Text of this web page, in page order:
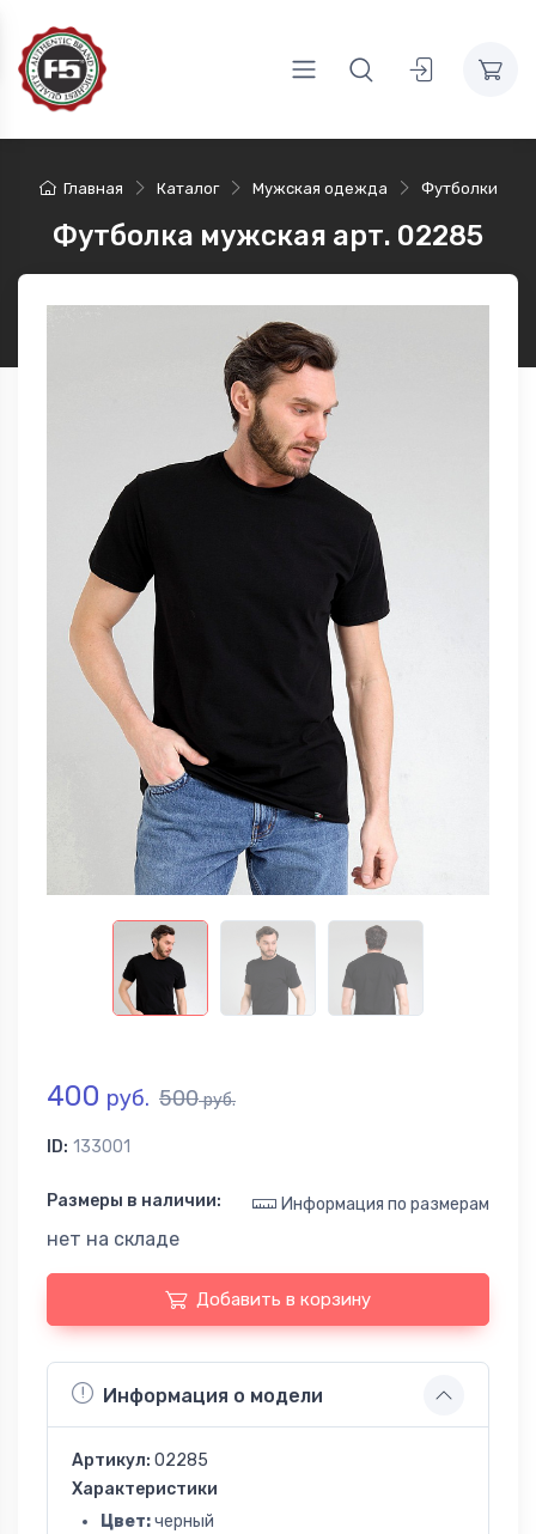
Главная Каталог Мужская одежда Футболки
Футболка мужская арт. 02285
400 руб. 500руб.
ID: 133001
Размеры в наличии: Информация по размерам
нет на складе
Добавить в корзину
Информация о модели
Артикул: 02285
Характеристики
Цвет:черный